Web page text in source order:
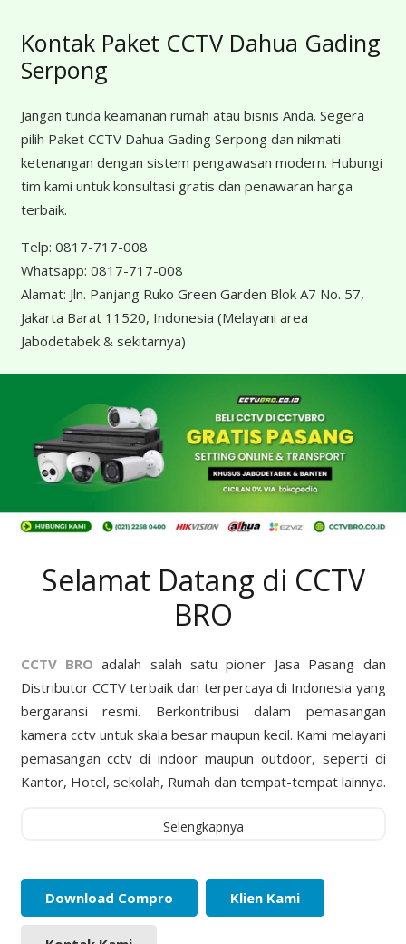
Kontak Paket CCTV Dahua Gading
Serpong
Jangan tunda keamanan rumah atau bisnis Anda. Segera
pilih Paket CCTV Dahua Gading Serpong dan nikmati
ketenangan dengan sistem pengawasan modern. Hubungi
tim kami untuk konsultasi gratis dan penawaran harga
terbaik.
Telp: 0817-717-008
Whatsapp: 0817-717-008
Alamat: Jln. Panjang Ruko Green Garden Blok A7 No. 57,
Jakarta Barat 11520, Indonesia (Melayani area
Jabodetabek & sekitarnya)
Selamat Datang di CCTV
BRO
CCTV BRO adalah salah satu pioner Jasa Pasang dan
Distributor CCTV terbaik dan terpercaya di Indonesia yang
bergaransi resmi. Berkontribusi dalam pemasangan
kamera cctv untuk skala besar maupun kecil. Kami melayani
pemasangan cctv di indoor maupun outdoor, seperti di
Kantor, Hotel, sekolah, Rumah dan tempat-tempat lainnya.
Selengkapnya
Download Compro Klien Kami